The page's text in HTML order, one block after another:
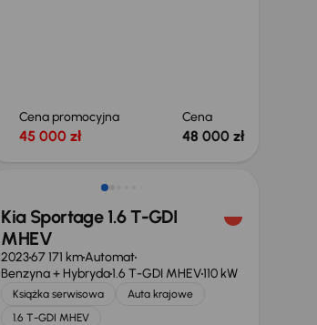
Cena promocyjna
45 000 zł
Cena
48 000 zł
Taniej o 1 000 zł
Kia Sportage 1.6 T-GDI
MHEV
202367 171 kmAutomat
Benzyna + Hybryda1.6 T-GDI MHEV110 kW
Książka serwisowa
Auta krajowe
1.6 T-GDI MHEV